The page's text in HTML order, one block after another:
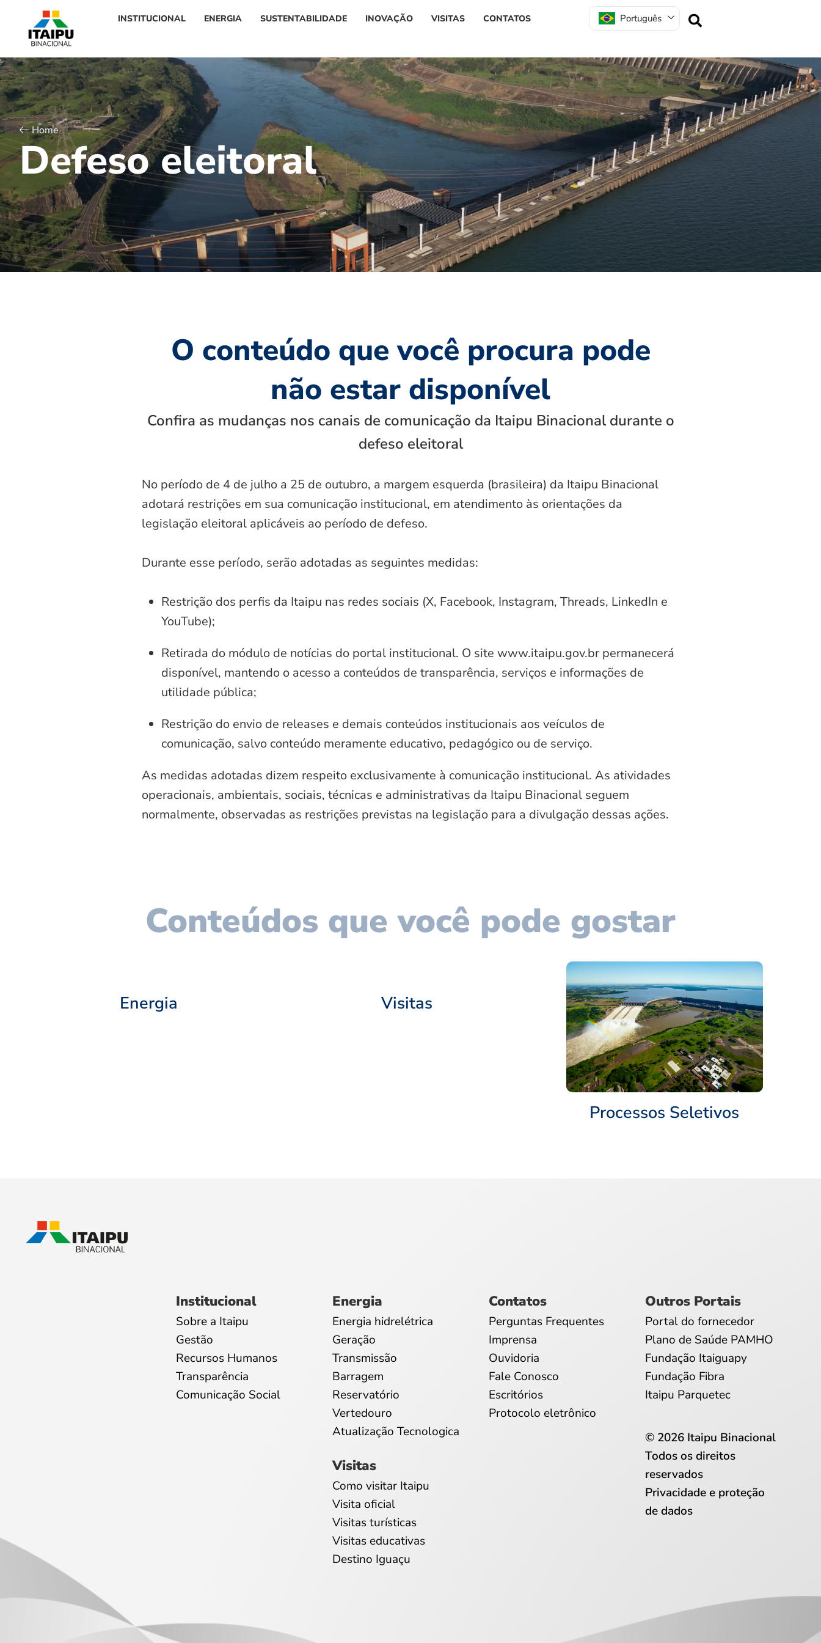
INSTITUCIONAL ENERGIA SUSTENTABILIDADE INOVAÇÃO VISITAS CONTATOS Português
Home
Defeso eleitoral
O conteúdo que você procura pode
não estar disponível
Confira as mudanças nos canais de comunicação da Itaipu Binacional durante o
defeso eleitoral
No período de 4 de julho a 25 de outubro, a margem esquerda (brasileira) da Itaipu Binacional
adotará restrições em sua comunicação institucional, em atendimento às orientações da
legislação eleitoral aplicáveis ao período de defeso.
Durante esse período, serão adotadas as seguintes medidas:
Restrição dos perfis da Itaipu nas redes sociais (X, Facebook, Instagram, Threads, LinkedIn e
YouTube);
Retirada do módulo de notícias do portal institucional. O site www.itaipu.gov.br permanecerá
disponível, mantendo o acesso a conteúdos de transparência, serviços e informações de
utilidade pública;
Restrição do envio de releases e demais conteúdos institucionais aos veículos de
comunicação, salvo conteúdo meramente educativo, pedagógico ou de serviço.
As medidas adotadas dizem respeito exclusivamente à comunicação institucional. As atividades
operacionais, ambientais, sociais, técnicas e administrativas da Itaipu Binacional seguem
normalmente, observadas as restrições previstas na legislação para a divulgação dessas ações.
Conteúdos que você pode gostar
Energia Visitas
Processos Seletivos
Institucional
Sobre a Itaipu
Gestão
Recursos Humanos
Transparência
Comunicação Social
Energia
Energia hidrelétrica
Geração
Transmissão
Barragem
Reservatório
Vertedouro
Atualização Tecnologica
Visitas
Como visitar Itaipu
Visita oficial
Visitas turísticas
Visitas educativas
Destino Iguaçu
Contatos
Perguntas Frequentes
Imprensa
Ouvidoria
Fale Conosco
Escritórios
Protocolo eletrônico
Outros Portais
Portal do fornecedor
Plano de Saúde PAMHO
Fundação Itaiguapy
Fundação Fibra
Itaipu Parquetec
© 2026 Itaipu Binacional
Todos os direitos
reservados
Privacidade e proteção
de dados